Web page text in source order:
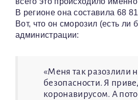
В регионе она составила 68
Вот, что он сморозил (есть ли
администрации:
«Меня так разозлили
безопасности. Я
коронавирусом. А